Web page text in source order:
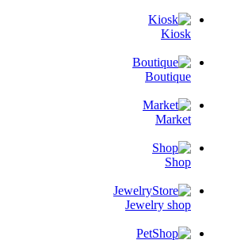
Kiosk
Boutique
Market
Shop
Jewelry shop